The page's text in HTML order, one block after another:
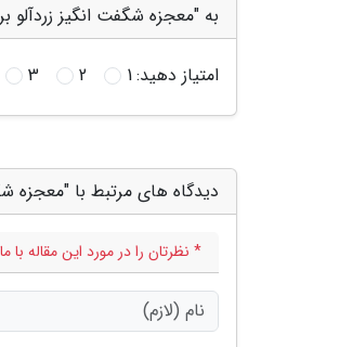
به "معجزه شگفت انگیز زردآلو
امتیاز دهید:1
2
3
دیدگاه های مرتبط با "معجزه
* نظرتان را در مورد این مقاله با